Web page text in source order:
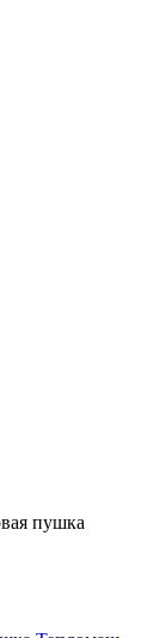
пушка